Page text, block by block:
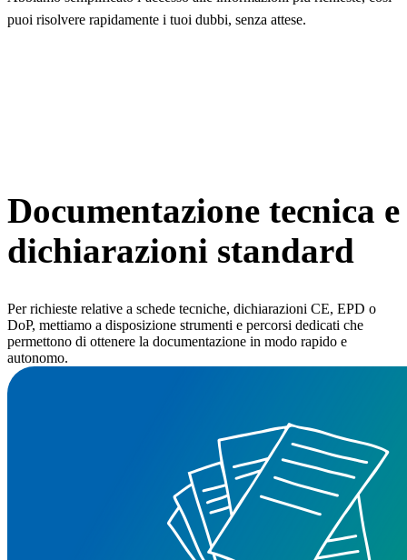
puoi risolvere rapidamente i tuoi dubbi, senza attese.
Documentazione tecnica e
dichiarazioni standard
Per richieste relative a schede tecniche, dichiarazioni CE, EPD o
DoP, mettiamo a disposizione strumenti e percorsi dedicati che
permettono di ottenere la documentazione in modo rapido e
autonomo.